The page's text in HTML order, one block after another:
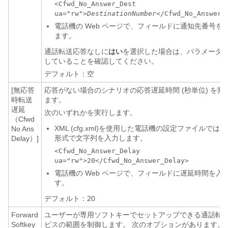
<Cfwd_No_Answer_Dest
ua="rw">DestinationNumber</
電話機の Web ページで、フィールドに通知先番号を
ます。
通話転送応答なしにはいを選択した場合は、パラメータ
していることを確認してください。
デフォルト：空
[無応答
時転送
遅延
（Cfwd
No Ans
Delay）]
応答がない場合のシナリオの応答遅延時間 (秒単位) を割
ます。
次のいずれかを実行します。
XML (cfg.xml)を使用した電話機の設定ファイルでは
形式で文字列を入力します。
<Cfwd_No_Answer_Delay
ua="rw">20</Cfwd_No_Answer_Delay>
電話機の Web ページで、フィールドに遅延時間を入
す。
デフォルト：20
Forward
Softkey
ユーザーが専用ソフトキーでセットアップできる通話転
ビスの範囲を制御します。 次のオプションがあります。